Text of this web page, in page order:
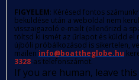
FIGYELEM: Kérésed fontos
beküldése után a weboldal nem
visszaigazoló e-mailt (ellenőrizd a
töltsd ki ismét az űrlapot és küldd el
újbóli próbálkozásod is sikertelen,
mailen info@boattheglobe.hu
3328-as telefonszámot.
If you are human, leave